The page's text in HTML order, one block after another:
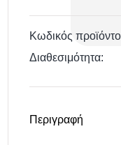
Κωδικός
Διαθεσιμότητα:
Περιγραφή